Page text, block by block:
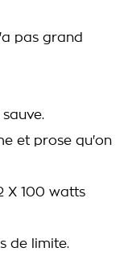
pas grand
et prose qu'on
X 100 watts
de limite.